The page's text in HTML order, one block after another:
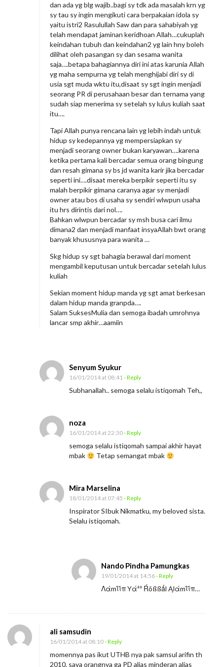
dan ada yg blg wajib..bagi sy tdk ada masalah krn yg
sy tau sy ingin mengikuti cara berpakaian idola sy
yaitu istri2 Rasulullah Saw dan para sahabiyah yg
telah mendapat jaminan keridhoan Allah…cukuplah
keindahan tubuh dan keindahan2 yg lain hny boleh
dilihat oleh pasangan sy dan sesama wanita
saja….betapa bahagiannya diri ini atas karunia Allah
yg maha sempurna yg telah menghijabi diri sy di
usia sgt muda wktu itu,disaat sy sgt ingin menjadi
seorang PR di perusahaan besar dan ternama yang
sudah siap menerima sy setelah sy lulus kuliah saat
itu….
Tapi Allah punya rencana lain yg lebih indah untuk
hidup sy kedepannya yg mempersiapkan sy
menjadi seorang owner bukan karyawan….karena
ketika pertama kali bercadar semua orang bingung
dan resah gimana sy bs jd wanita karir jika bercadar
seperti ini….disaat mereka berpikir seperti itu sy
malah berpikir gimana caranya agar sy menjadi
owner atau bos di usaha sy sendiri wlwpun usaha
itu hrs dirintis dari nol….
Bahkan wlwpun bercadar sy msh busa cari ilmu
dimana2 dan menjadi manfaat insyaAllah bwt orang
banyak khususnya para wanita …
Skg hidup sy sgt bahagia berawal dari moment
mengambil keputusan untuk bercadar setelah lulus
kuliah
Sekian moment hidup manda yg sgt amat berkesan
dalam hidup manda granpda….
Salam SuksesMulia dan semoga ibadah umrohnya
lancar smp akhir…aamiin
Senyum Syukur
16/01/2014 at 08:41- Reply
Subhanallah.. semoga selalu istiqomah Teh,,
noza
16/01/2014 at 22:30- Reply
semoga selalu istiqomah sampai akhir hayat
mbak
Tetap semangat mbak
Mira Marselina
18/01/2014 at 07:45 - Reply
Inspirator SIbuk Nikmatku, my beloved sista.
Selalu istiqomah.
Nando Pindha Pamungkas
19/01/2014 at 14:56- Reply
Λάmΐΐπ Yάªª Ŕõßßǻl Ąlάmΐΐπ…
ali samsudin
16/01/2014 at 08:10- Reply
momennya pas ikut UTHB nya pak samsul arifin th
2010, saya orangnya ga PD alias minderan alias